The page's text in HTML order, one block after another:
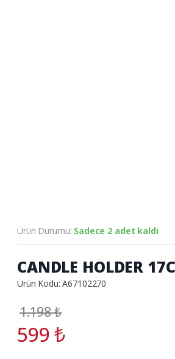
Ürün Durumu: Sadece 2 adet kaldı
CANDLE HOLDER
Ürün Kodu: A67102270
1.198₺
599₺